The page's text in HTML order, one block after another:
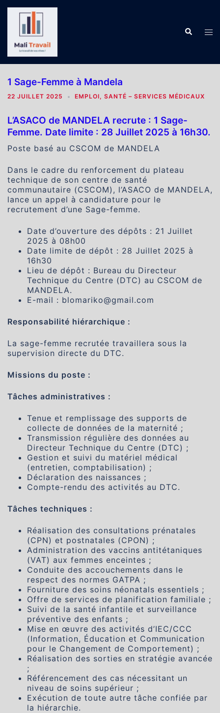
contenu
1 Sage-Femme à Mandela
22 JUILLET 2025 EMPLOI, SANTÉ – SERVICES MÉDICAUX
L’ASACO de MANDELA recrute : 1 Sage-
Femme. Date limite : 28 Juillet 2025 à 16h30.
Poste basé au CSCOM de MANDELA
Dans le cadre du renforcement du plateau
technique de son centre de santé
communautaire (CSCOM), l’ASACO de MANDELA,
lance un appel à candidature pour le
recrutement d’une Sage-femme.
Date d’ouverture des dépôts : 21 Juillet
2025 à 08h00
Date limite de dépôt : 28 Juillet 2025 à
16h30
Lieu de dépôt : Bureau du Directeur
Technique du Centre (DTC) au CSCOM de
MANDELA.
E-mail : blomariko@gmail.com
Responsabilité hiérarchique :
La sage-femme recrutée travaillera sous la
supervision directe du DTC.
Missions du poste :
Tâches administratives :
Tenue et remplissage des supports de
collecte de données de la maternité ;
Transmission régulière des données au
Directeur Technique du Centre (DTC) ;
Gestion et suivi du matériel médical
(entretien, comptabilisation) ;
Déclaration des naissances ;
Compte-rendu des activités au DTC.
Tâches techniques :
Réalisation des consultations prénatales
(CPN) et postnatales (CPON) ;
Administration des vaccins antitétaniques
(VAT) aux femmes enceintes ;
Conduite des accouchements dans le
respect des normes GATPA ;
Fourniture des soins néonatals essentiels ;
Offre de services de planification familiale ;
Suivi de la santé infantile et surveillance
préventive des enfants ;
Mise en œuvre des activités d’IEC/CCC
(Information, Éducation et Communication
pour le Changement de Comportement) ;
Réalisation des sorties en stratégie avancée
;
Référencement des cas nécessitant un
niveau de soins supérieur ;
Exécution de toute autre tâche confiée par
la hiérarchie.